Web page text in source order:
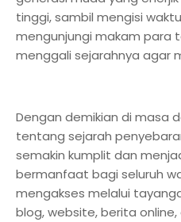
tinggi, sambil mengisi
mengunjungi makam para
menggali sejarahnya agar
Dengan demikian di masa
tentang sejarah
semakin kumplit dan
bermanfaat bagi seluruh
mengakses melalui
blog, website, berita